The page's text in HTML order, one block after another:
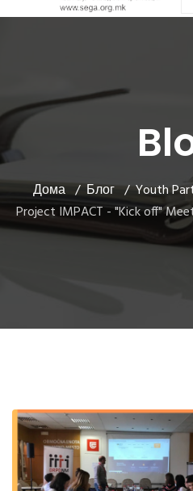
Дома Блог Youth
Project IMPACT - "Kick off"